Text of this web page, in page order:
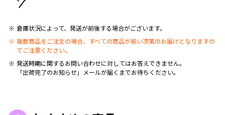
倉庫状況によって、発送が前後する場合がございます。
複数商品をご注文の場合、すべての商品が揃い次第のお届けとなりますの
でご注意ください。
発送時期に関するお問い合わせに対してはお答えできません。
「出荷完了のお知らせ」メールが届くまでお待ちください。